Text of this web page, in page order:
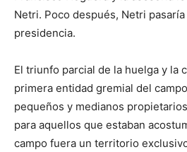
Netri. Poco después, Netri
presidencia.
El triunfo parcial de la huelga y la
primera entidad gremial del
pequeños y medianos
para aquellos que estaban
campo fuera un territorio